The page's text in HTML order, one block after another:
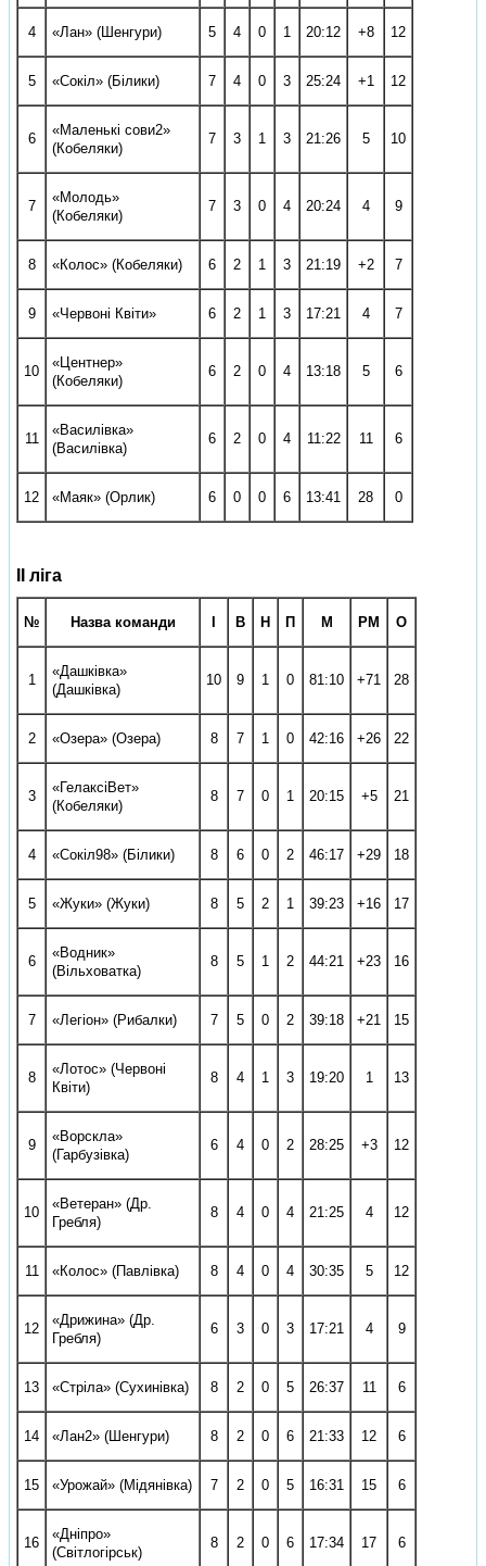
4 «Лан» (Шенгури) 5 4 0 1 20:12 +8 12
5 «Сокіл» (Білики) 7 4 0 3 25:24 +1 12
6
«Маленькі сови­2»
(Кобеляки)
7 3 1 3 21:26 ­5 10
7
«Молодь»
(Кобеляки)
7 3 0 4 20:24 ­4 9
8 «Колос» (Кобеляки) 6 2 1 3 21:19 +2 7
9 «Червоні Квіти» 6 2 1 3 17:21 ­4 7
10
«Центнер»
(Кобеляки)
6 2 0 4 13:18 ­5 6
11
«Василівка»
(Василівка)
6 2 0 4 11:22 ­11 6
12 «Маяк» (Орлик) 6 0 0 6 13:41 ­28 0
ІІ ліга
№ Назва команди В Н П М РМ О
1
«Дашківка»
(Дашківка)
10 9 1 0 81:10 +71 28
2 «Озера» (Озера) 8 7 1 0 42:16 +26 22
3
«Гелаксі­Вет»
(Кобеляки)
8 7 0 1 20:15 +5 21
4 «Сокіл­98» (Білики) 8 6 0 2 46:17 +29 18
5 «Жуки» (Жуки) 8 5 2 1 39:23 +16 17
6
«Водник»
(Вільховатка)
8 5 1 2 44:21 +23 16
7 «Легіон» (Рибалки) 7 5 0 2 39:18 +21 15
8
«Лотос» (Червоні
Квіти)
8 4 1 3 19:20 ­1 13
9
«Ворскла»
(Гарбузівка)
6 4 0 2 28:25 +3 12
10
«Ветеран» (Др.
Гребля)
8 4 0 4 21:25 ­4 12
11 «Колос» (Павлівка) 8 4 0 4 30:35 ­5 12
12
«Дрижина» (Др.
Гребля)
6 3 0 3 17:21 ­4 9
13 «Стріла» (Сухинівка) 8 2 0 5 26:37 ­11 6
14 «Лан­2» (Шенгури) 8 2 0 6 21:33 ­12 6
15 «Урожай» (Мідянівка) 7 2 0 5 16:31 ­15 6
16
«Дніпро»
(Світлогірськ)
8 2 0 6 17:34 ­17 6